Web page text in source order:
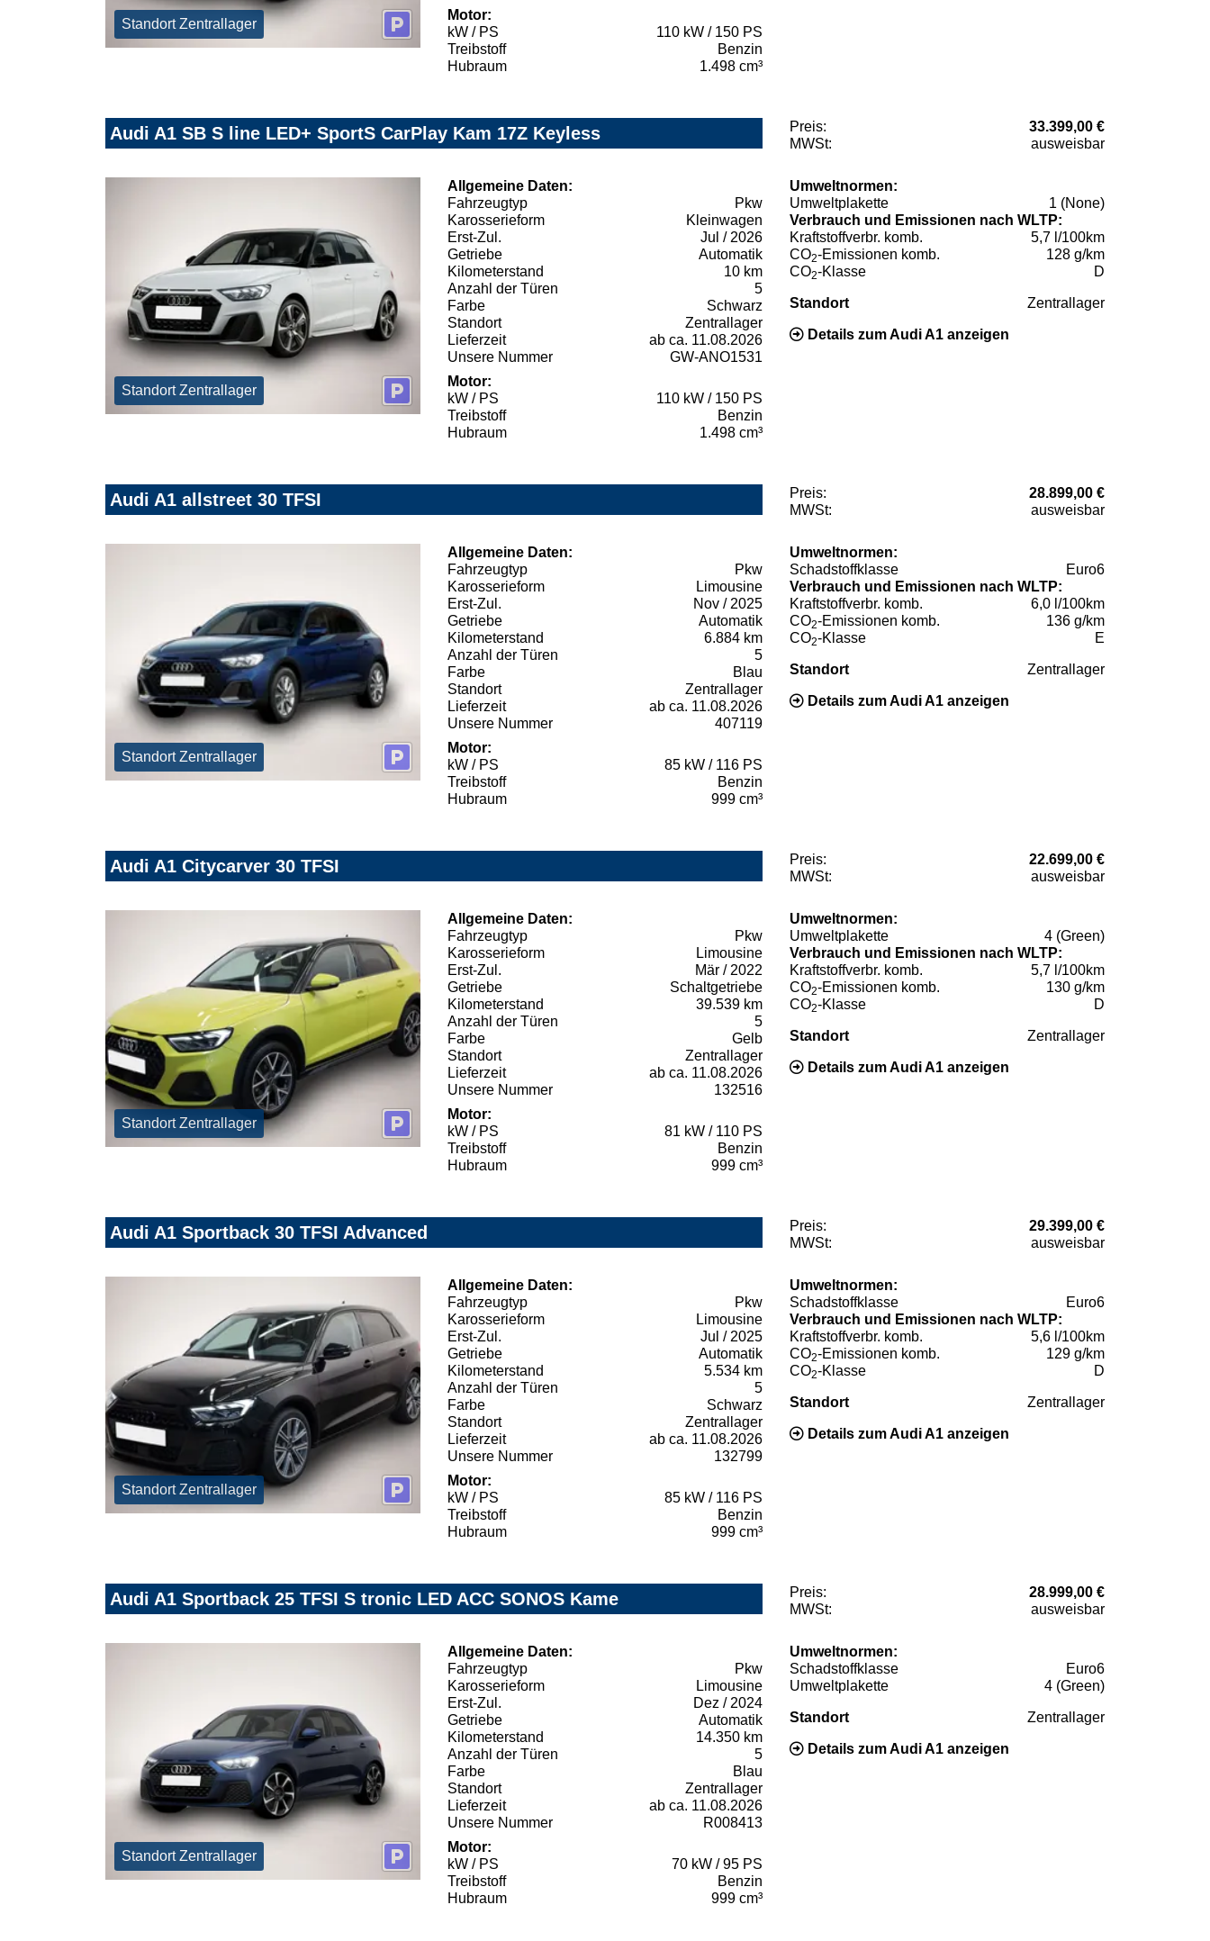
Standort Zentrallager
Motor:
kW / PS
110 kW / 150 PS
Treibstoff
Benzin
Hubraum
1.498 cm³
Audi A1 SB S line LED+ SportS CarPlay Kam 17Z Keyless Preis:
33.399,00 €
MWSt:
ausweisbar
Standort Zentrallager
Allgemeine Daten:
Fahrzeugtyp
Pkw
Karosserieform
Kleinwagen
Erst-Zul.
Jul / 2026
Getriebe
Automatik
Kilometerstand
10 km
Anzahl der Türen
5
Farbe
Schwarz
Standort
Zentrallager
Lieferzeit
ab ca. 11.08.2026
Unsere Nummer
GW-ANO1531
Motor:
kW / PS
110 kW / 150 PS
Treibstoff
Benzin
Hubraum
1.498 cm³
Umweltnormen:
Umweltplakette
1 (None)
Verbrauch und Emissionen nach WLTP:
Kraftstoffverbr. komb.
5,7 l/100km
CO2-Emissionen komb.
128 g/km
CO2-Klasse D
Standort Zentrallager
Details zum Audi A1 anzeigen
Audi A1 allstreet 30 TFSI Preis:
28.899,00 €
MWSt:
ausweisbar
Standort Zentrallager
Allgemeine Daten:
Fahrzeugtyp
Pkw
Karosserieform
Limousine
Erst-Zul.
Nov / 2025
Getriebe
Automatik
Kilometerstand
6.884 km
Anzahl der Türen
5
Farbe
Blau
Standort
Zentrallager
Lieferzeit
ab ca. 11.08.2026
Unsere Nummer
407119
Motor:
kW / PS
85 kW / 116 PS
Treibstoff
Benzin
Hubraum
999 cm³
Umweltnormen:
Schadstoffklasse
Euro6
Verbrauch und Emissionen nach WLTP:
Kraftstoffverbr. komb.
6,0 l/100km
CO2-Emissionen komb.
136 g/km
CO2-Klasse E
Standort Zentrallager
Details zum Audi A1 anzeigen
Audi A1 Citycarver 30 TFSI Preis:
22.699,00 €
MWSt:
ausweisbar
Standort Zentrallager
Allgemeine Daten:
Fahrzeugtyp
Pkw
Karosserieform
Limousine
Erst-Zul.
Mär / 2022
Getriebe
Schaltgetriebe
Kilometerstand
39.539 km
Anzahl der Türen
5
Farbe
Gelb
Standort
Zentrallager
Lieferzeit
ab ca. 11.08.2026
Unsere Nummer
132516
Motor:
kW / PS
81 kW / 110 PS
Treibstoff
Benzin
Hubraum
999 cm³
Umweltnormen:
Umweltplakette
4 (Green)
Verbrauch und Emissionen nach WLTP:
Kraftstoffverbr. komb.
5,7 l/100km
CO2-Emissionen komb.
130 g/km
CO2-Klasse D
Standort Zentrallager
Details zum Audi A1 anzeigen
Audi A1 Sportback 30 TFSI Advanced Preis:
29.399,00 €
MWSt:
ausweisbar
Standort Zentrallager
Allgemeine Daten:
Fahrzeugtyp
Pkw
Karosserieform
Limousine
Erst-Zul.
Jul / 2025
Getriebe
Automatik
Kilometerstand
5.534 km
Anzahl der Türen
5
Farbe
Schwarz
Standort
Zentrallager
Lieferzeit
ab ca. 11.08.2026
Unsere Nummer
132799
Motor:
kW / PS
85 kW / 116 PS
Treibstoff
Benzin
Hubraum
999 cm³
Umweltnormen:
Schadstoffklasse
Euro6
Verbrauch und Emissionen nach WLTP:
Kraftstoffverbr. komb.
5,6 l/100km
CO2-Emissionen komb.
129 g/km
CO2-Klasse D
Standort Zentrallager
Details zum Audi A1 anzeigen
Audi A1 Sportback 25 TFSI S tronic LED ACC SONOS Kame Preis:
28.999,00 €
MWSt:
ausweisbar
Standort Zentrallager
Allgemeine Daten:
Fahrzeugtyp
Pkw
Karosserieform
Limousine
Erst-Zul.
Dez / 2024
Getriebe
Automatik
Kilometerstand
14.350 km
Anzahl der Türen
5
Farbe
Blau
Standort
Zentrallager
Lieferzeit
ab ca. 11.08.2026
Unsere Nummer
R008413
Motor:
kW / PS
70 kW / 95 PS
Treibstoff
Benzin
Hubraum
999 cm³
Umweltnormen:
Schadstoffklasse
Euro6
Umweltplakette
4 (Green)
Standort Zentrallager
Details zum Audi A1 anzeigen